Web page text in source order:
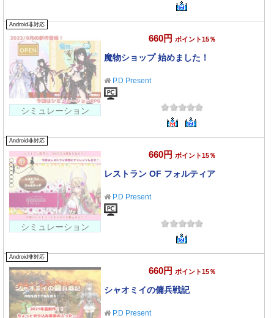
Android非対応
シミュレーション
660円 ポイント15％
魔物ショップ 始めました！
P.D Present
Android非対応
シミュレーション
660円 ポイント15％
レストラン OF フォルティア
P.D Present
Android非対応
660円 ポイント15％
シャオミイの傭兵戦記
P.D Present